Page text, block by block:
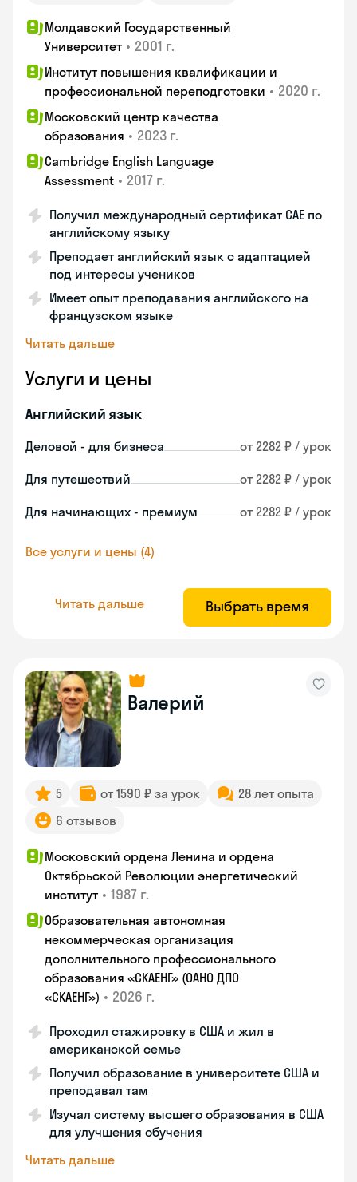
Молдавский Государственный
Университет • 2001 г.
Институт повышения квалификации и
профессиональной переподготовки • 2020 г.
Московский центр качества
образования • 2023 г.
Cambridge English Language
Assessment • 2017 г.
Получил международный сертификат CAE по
английскому языку
Преподает английский язык с адаптацией
под интересы учеников
Имеет опыт преподавания английского на
французском языке
Читать дальше
Услуги и цены
Английский язык
Деловой - для бизнеса от 2282 ₽ / урок
Для путешествий от 2282 ₽ / урок
Для начинающих - премиум от 2282 ₽ / урок
Все услуги и цены (4)
Читать дальше Выбрать время
Валерий
5 от 1590 ₽ за урок
28 лет опыта
6 отзывов
Московский ордена Ленина и ордена
Октябрьской Революции энергетический
институт • 1987 г.
Образовательная автономная
некоммерческая организация
дополнительного профессионального
образования «СКАЕНГ» (ОАНО ДПО
«СКАЕНГ») • 2026 г.
Проходил стажировку в США и жил в
американской семье
Получил образование в университете США и
преподавал там
Изучал систему высшего образования в США
для улучшения обучения
Читать дальше